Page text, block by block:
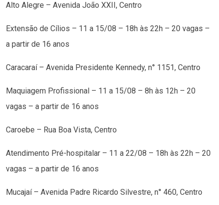
Alto Alegre – Avenida João XXII, Centro
Extensão de Cílios – 11 a 15/08 – 18h às 22h – 20 vagas –
a partir de 16 anos
Caracaraí – Avenida Presidente Kennedy, n° 1151, Centro
Maquiagem Profissional – 11 a 15/08 – 8h às 12h – 20
vagas – a partir de 16 anos
Caroebe – Rua Boa Vista, Centro
Atendimento Pré-hospitalar – 11 a 22/08 – 18h às 22h – 20
vagas – a partir de 16 anos
Mucajaí – Avenida Padre Ricardo Silvestre, n° 460, Centro